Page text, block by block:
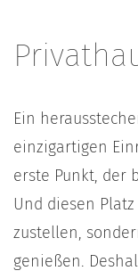
Ein
einzigartigen
erste Punkt, der
Und diesen
zustellen,
genießen.